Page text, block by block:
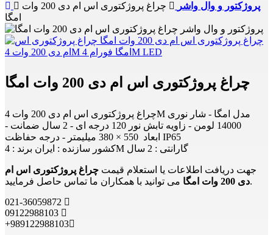
پروژکتور و وال واشر
چراغ پروژکتوری اس ام دی 200 وات
امگا
چراغ پروژکتوری اس ام دی 200 وات امگا
چراغ پروژکتوری اس ام دی 200 وات 4M مدل امگا - شار نوری
14000 لومن - زاویه تابش نور 120 درجه ای - 2 سال ضمانت -
ابعاد 550 × 380 میلیمتر - درجه حفاظت IP65
کشور سازنده : ایران برند : 4M گارانتی : 2 سال
جهت دریافت اطلاعات یا استعلام قیمت چراغ پروژکتوری اس ام
دی 200 وات امگامی توانید با همکاران ما تماس حاصل فرمایید.
021-36059872
09122988103
+989122988103